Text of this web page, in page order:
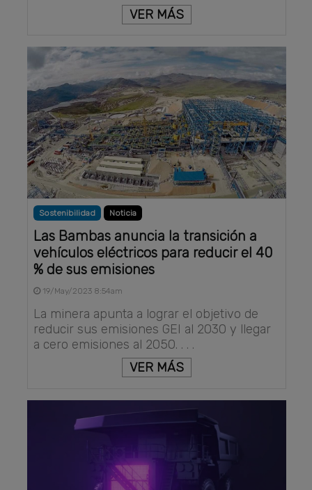
VER MÁS
Sostenibilidad Noticia
Las Bambas anuncia la transición a
vehículos eléctricos para reducir el 40
% de sus emisiones
19/May/2023 8:54am
La minera apunta a lograr el objetivo de
reducir sus emisiones GEI al 2030 y llegar
a cero emisiones al 2050. . . .
VER MÁS